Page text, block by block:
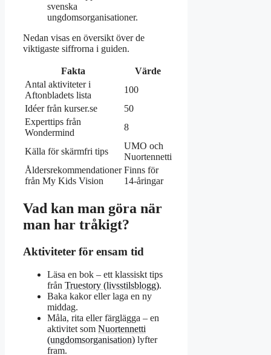
svenska
ungdomsorganisationer.
Nedan visas en översikt över de
viktigaste siffrorna i guiden.
Fakta
Värde
Antal aktiviteter i
Aftonbladets lista
100
Idéer från kurser.se
50
Experttips från
Wondermind
8
Källa för skärmfri tips
UMO och
Nuortennetti
Åldersrekommendationer
från My Kids Vision
Finns för
14-åringar
Vad kan man göra när
man har tråkigt?
Aktiviteter för ensam tid
Läsa en bok – ett klassiskt tips
från Truestory (livsstilsblogg).
Baka kakor eller laga en ny
middag.
Måla, rita eller färglägga – en
aktivitet som Nuortennetti
(ungdomsorganisation) lyfter
fram.